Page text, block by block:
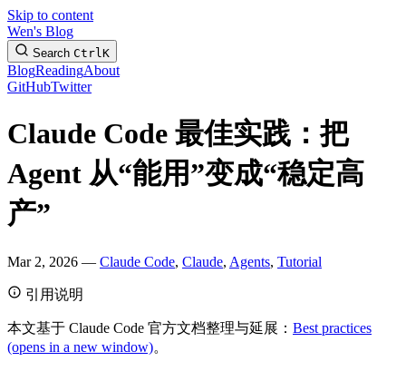
Skip to content
Wen's Blog
Search CtrlK
BlogReadingAbout
GitHubTwitter
Claude Code 最佳实践：把
Agent 从“能用”变成“稳定高
产”
Mar 2, 2026 — Claude Code, Claude, Agents, Tutorial
引用说明
本文基于 Claude Code 官方文档整理与延展： Best practices
(opens in a new window)。